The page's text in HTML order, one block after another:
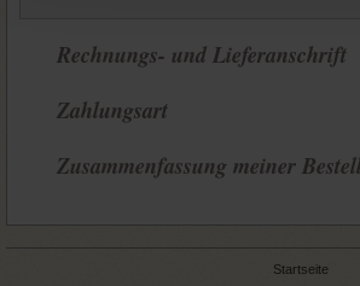
Rechnungs- und Lieferanschrift
Zahlungsart
Zusammenfassung meiner
Startseite